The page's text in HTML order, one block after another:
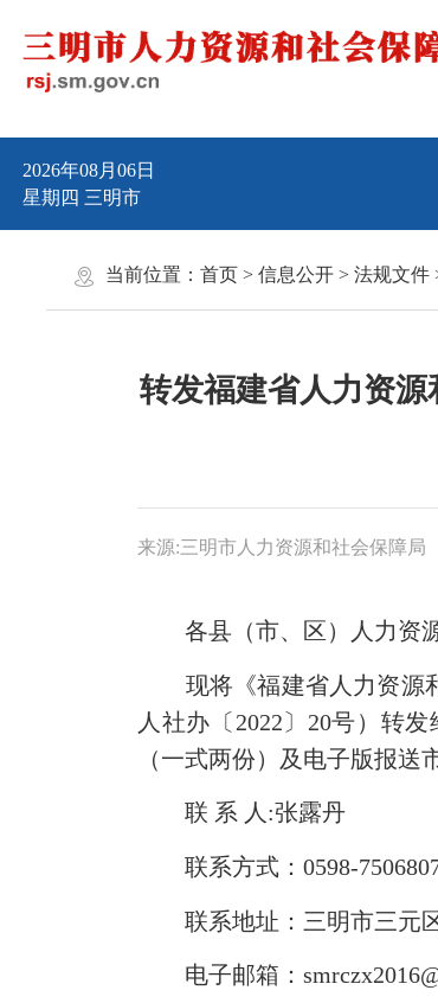
2026年08月06日
星期四 三明市
当前位置： 首页> 信息公开> 法规文件
转发福建省人力资
来源:三明市人力资源和社会保障局
各县（市、区）人力资源
现将《福建省人力资源和
人社办〔2022〕20号）转
（一式两份）及电子版报送
联 系 人:张露丹
联系方式：0598-
联系地址：三明市三元区
电子邮箱：